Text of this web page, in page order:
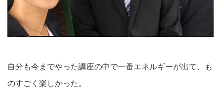
自分も今までやった講座の中で一番エネルギーが出て、も
のすごく楽しかった。